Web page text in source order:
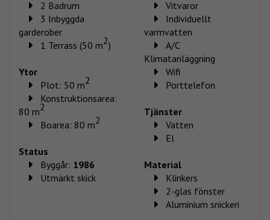
2 Badrum
3 Inbyggda
garderober
1 Terrass (50 m2)
Ytor
Plot: 50 m2
Konstruktionsarea:
80 m2
Boarea: 80 m2
Status
Byggår: 1986
Utmärkt skick
Vitvaror
Individuellt
varmvatten
A/C
Klimatanläggning
Wifi
Porttelefon
Tjänster
Vatten
El
Material
Klinkers
2-glas fönster
Aluminium snickeri